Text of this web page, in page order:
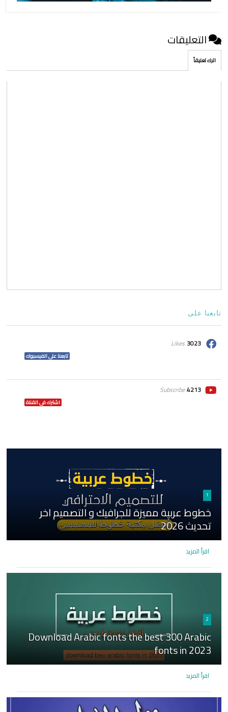
التعليقات
اترك تعليقاً
تابعنا على
3023
Likes
تابعنا على الفيسبوك
4213
Subscribe
اشترك فى القناة
1
خطوط عربية مميزة للجرافيك و التصميم اخر
تحديث 2026
اقرأ المزيد
2
Download Arabic fonts the best 300 Arabic
fonts in 2023
اقرأ المزيد